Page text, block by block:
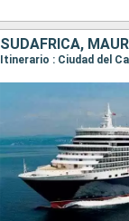
SUDAFRICA,